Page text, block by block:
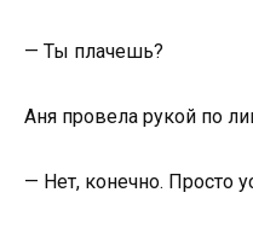
— Ты плачешь?
Аня провела рукой по
— Нет, конечно. Просто